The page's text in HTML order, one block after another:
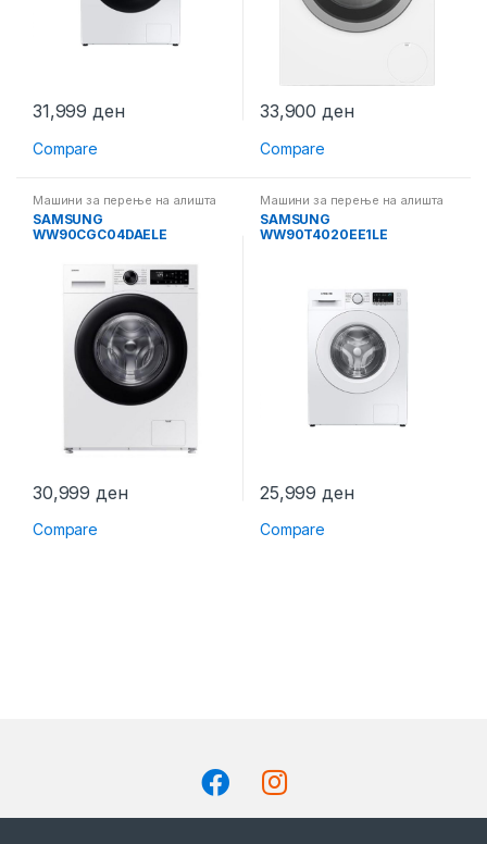
31,999ден
Compare
33,900ден
Compare
Машини за перење на алишта
SAMSUNG
WW90CGC04DAELE
30,999 ден
Compare
Машини за перење на алишта
SAMSUNG
WW90T4020EE1LE
25,999 ден
Compare